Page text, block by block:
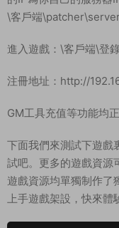
\客戶端
進入遊戲：\客戶端\登
注冊地址：http://
GM工具充值等功能均
下面我們來測試下遊戲
試吧。更多的遊戲資源
遊戲資源均單獨制作了
上手遊戲架設，快來體